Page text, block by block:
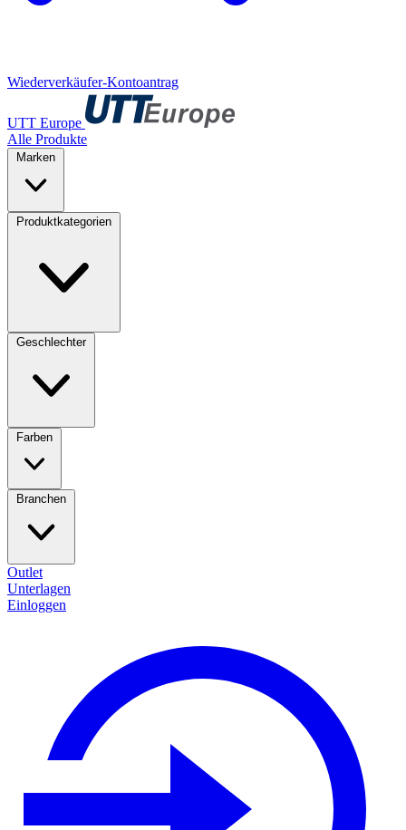
Wiederverkäufer-Kontoantrag
UTT Europe
Alle Produkte
Marken
Produktkategorien
Geschlechter
Farben
Branchen
Outlet
Unterlagen
Einloggen